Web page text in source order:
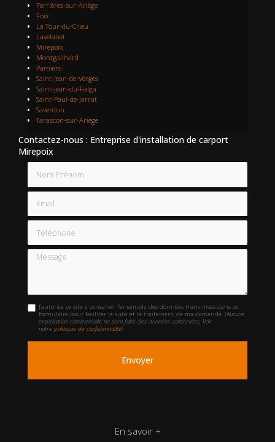
Ferrières-sur-Ariège
Foix
La Tour-du-Crieu
Lavelanet
Mirepoix
Montgailhard
Pamiers
Saint-Jean-de-Verges
Saint-Jean-du-Falga
Saint-Paul-de-Jarrat
Saverdun
Tarascon-sur-Ariège
Contactez-nous : Entreprise d'installation de carport
Mirepoix
Email
Téléphone
Message
J'autorise ce site à conserver l'ensemble des données transmises dans ce
formulaire pour faciliter le suivi et le traitement de ma demande.(Aucune
exploitation commerciale ne sera faite des données conservées. Voir
notrepolitique de confidentialité)
En savoir +